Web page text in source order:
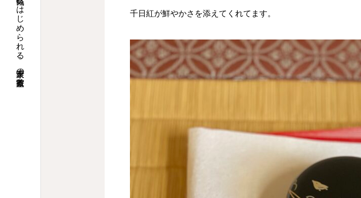
姫路で気軽にはじめられる、裏千家の茶道教室 千日紅が鮮やかさを添えてくれてます。